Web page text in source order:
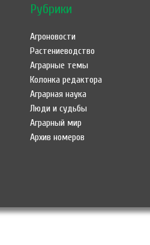
Рубрики
Агроновости
Растениеводство
Аграрные темы
Колонка редактора
Аграрная наука
Люди и судьбы
Аграрный мир
Архив номеров